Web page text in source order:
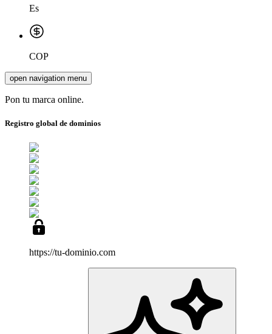
Es
COP
open navigation menu
Pon tu marca online.
Registro global de dominios
https://tu-dominio.com